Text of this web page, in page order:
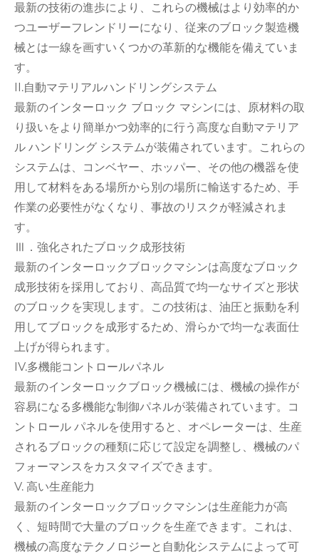
最新の技術の進歩により、これらの機械はより効率的か
つユーザーフレンドリーになり、従来のブロック製造機
械とは一線を画すいくつかの革新的な機能を備えていま
す。
II.自動マテリアルハンドリングシステム
最新のインターロック ブロック マシンには、原材料の取
り扱いをより簡単かつ効率的に行う高度な自動マテリア
ル ハンドリング システムが装備されています。これらの
システムは、コンベヤー、ホッパー、その他の機器を使
用して材料をある場所から別の場所に輸送するため、手
作業の必要性がなくなり、事故のリスクが軽減されま
す。
Ⅲ．強化されたブロック成形技術
最新のインターロックブロックマシンは高度なブロック
成形技術を採用しており、高品質で均一なサイズと形状
のブロックを実現します。この技術は、油圧と振動を利
用してブロックを成形するため、滑らかで均一な表面仕
上げが得られます。
IV.多機能コントロールパネル
最新のインターロックブロック機械には、機械の操作が
容易になる多機能な制御パネルが装備されています。コ
ントロール パネルを使用すると、オペレーターは、生産
されるブロックの種類に応じて設定を調整し、機械のパ
フォーマンスをカスタマイズできます。
V. 高い生産能力
最新のインターロックブロックマシンは生産能力が高
く、短時間で大量のブロックを生産できます。これは、
機械の高度なテクノロジーと自動化システムによって可